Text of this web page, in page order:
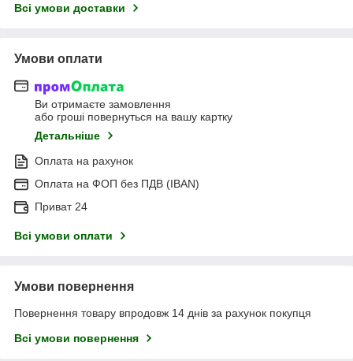
Всі умови доставки
Умови оплати
Ви отримаєте замовлення
або гроші повернуться на вашу картку
Детальніше
Оплата на рахунок
Оплата на ФОП без ПДВ (IBAN)
Приват 24
Всі умови оплати
Умови повернення
Повернення товару впродовж 14 днів за рахунок покупця
Всі умови повернення